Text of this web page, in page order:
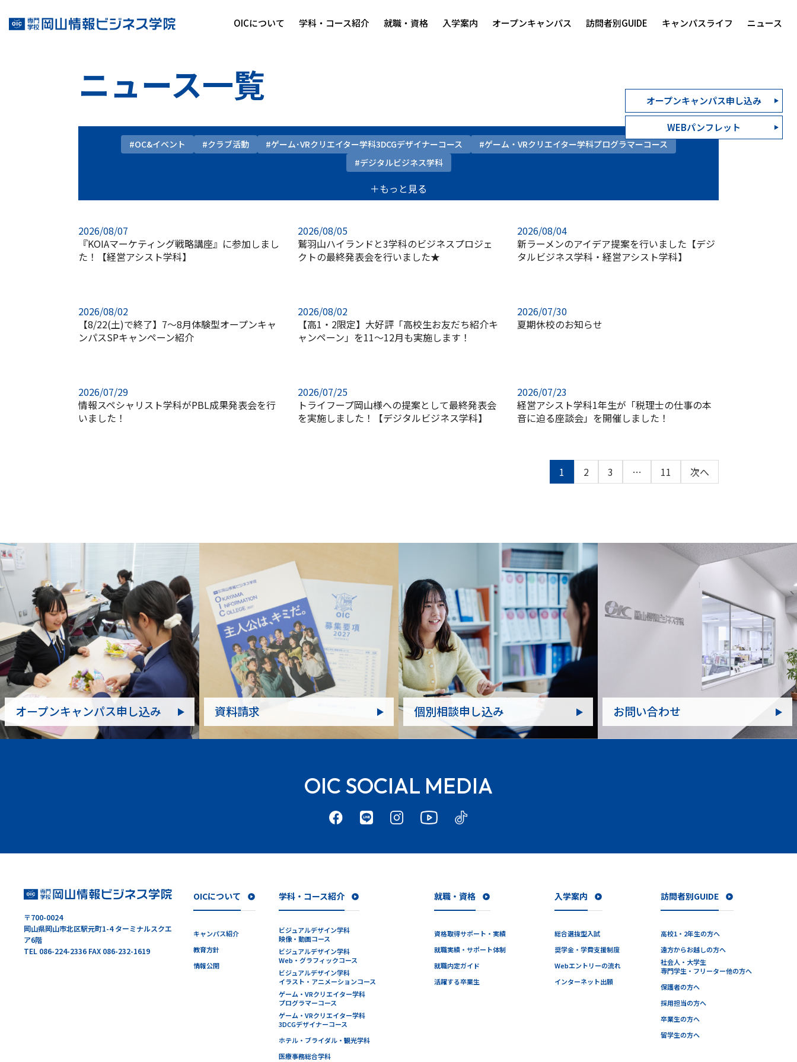
OICについて 学科・コース紹介 就職・資格 入学案内 オープンキャンパス 訪問者別GUIDE キャンパスライフ ニュース
ニュース一覧
#OC&イベント #クラブ活動 #ゲーム･VRクリエイター学科3DCGデザイナーコース
#ゲーム・VRクリエイター学科プログラマーコース
#デジタルビジネス学科
＋もっと見る
2026/08/07
『KOIAマーケティング戦略講座』に参加しまし
た！【経営アシスト学科】
2026/08/05
鷲羽山ハイランドと3学科のビジネスプロジェ
クトの最終発表会を行いました★
2026/08/04
新ラーメンのアイデア提案を行いました【デジ
タルビジネス学科・経営アシスト学科】
2026/08/02
【8/22(土)で終了】7～8月体験型オープンキャ
ンパスSPキャンペーン紹介
2026/08/02
【高1・2限定】大好評「高校生お友だち紹介キ
ャンペーン」を11～12月も実施します！
2026/07/30
夏期休校のお知らせ
2026/07/29
情報スペシャリスト学科がPBL成果発表会を行
いました！
2026/07/25
トライフープ岡山様への提案として最終発表会
を実施しました！【デジタルビジネス学科】
2026/07/23
経営アシスト学科1年生が「税理士の仕事の本
音に迫る座談会」を開催しました！
1 2 3 … 11 次へ
オープンキャンパス申し込み 資料請求 個別相談申し込み お問い合わせ
OIC SOCIAL MEDIA
オープンキャンパス申し込み
WEBパンフレット
〒700-0024
岡山県岡山市北区駅元町1-4 ターミナルスクエ
ア6階
TEL 086-224-2336 FAX 086-232-1619
OICについて
キャンパス紹介
教育方針
情報公開
学科・コース紹介
ビジュアルデザイン学科
映像・動画コース
ビジュアルデザイン学科
Web・グラフィックコース
ビジュアルデザイン学科
イラスト・アニメーションコース
ゲーム・VRクリエイター学科
プログラマーコース
ゲーム・VRクリエイター学科
3DCGデザイナーコース
ホテル・ブライダル・観光学科
医療事務総合学科
就職・資格
資格取得サポート・実績
就職実績・サポート体制
就職内定ガイド
活躍する卒業生
入学案内
総合選抜型入試
奨学金・学費支援制度
Webエントリーの流れ
インターネット出願
訪問者別GUIDE
高校1・2年生の方へ
遠方からお越しの方へ
社会人・大学生
専門学生・フリーター他の方へ
保護者の方へ
採用担当の方へ
卒業生の方へ
留学生の方へ